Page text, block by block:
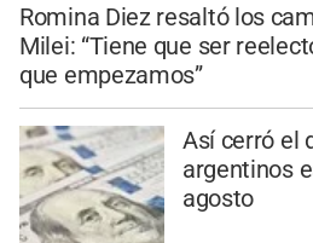
Romina Diez resaltó los
Milei: “Tiene que ser
que empezamos”
Así cerró el
argentinos
agosto